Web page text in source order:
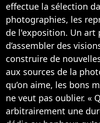
effectue la sélection
photographies, les
de l'exposition. Un art
d’assembler des
construire de
aux sources de la
qu’on aime, les bons
ne veut pas oublier. «
arbitrairement une